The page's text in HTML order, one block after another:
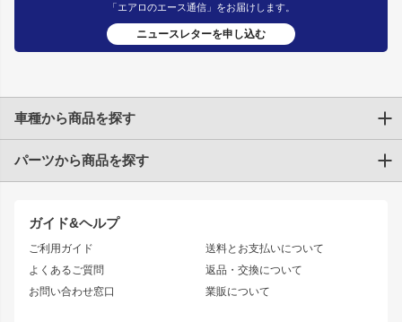
「エアロのエース通信」をお届けします。
ニュースレターを申し込む
ガイド&ヘルプ
ご利用ガイド
よくあるご質問
お問い合わせ窓口
送料とお支払いについて
返品・交換について
業販について
車種から商品を探す
トヨタ
JZX90 CHASER
JZX110 MARK II
JZX100 MARK II
JZX90 MARK II
アリスト
ソアラ
アルテッツァ
パーツから商品を探す
エアロシリーズ
ドリフトライン
風神
雷神
レーシングライン
アタックライン
ストリームライン